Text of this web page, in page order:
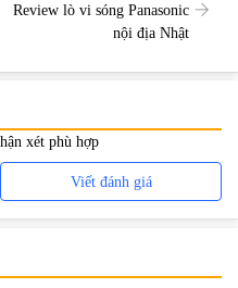
Review lò vi sóng Panasonic
nội địa Nhật
xét phù hợp
Viết đánh giá